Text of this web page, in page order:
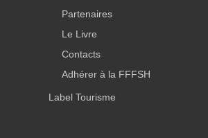
Partenaires
Le Livre
Contacts
Adhérer à la FFFSH
Label Tourisme